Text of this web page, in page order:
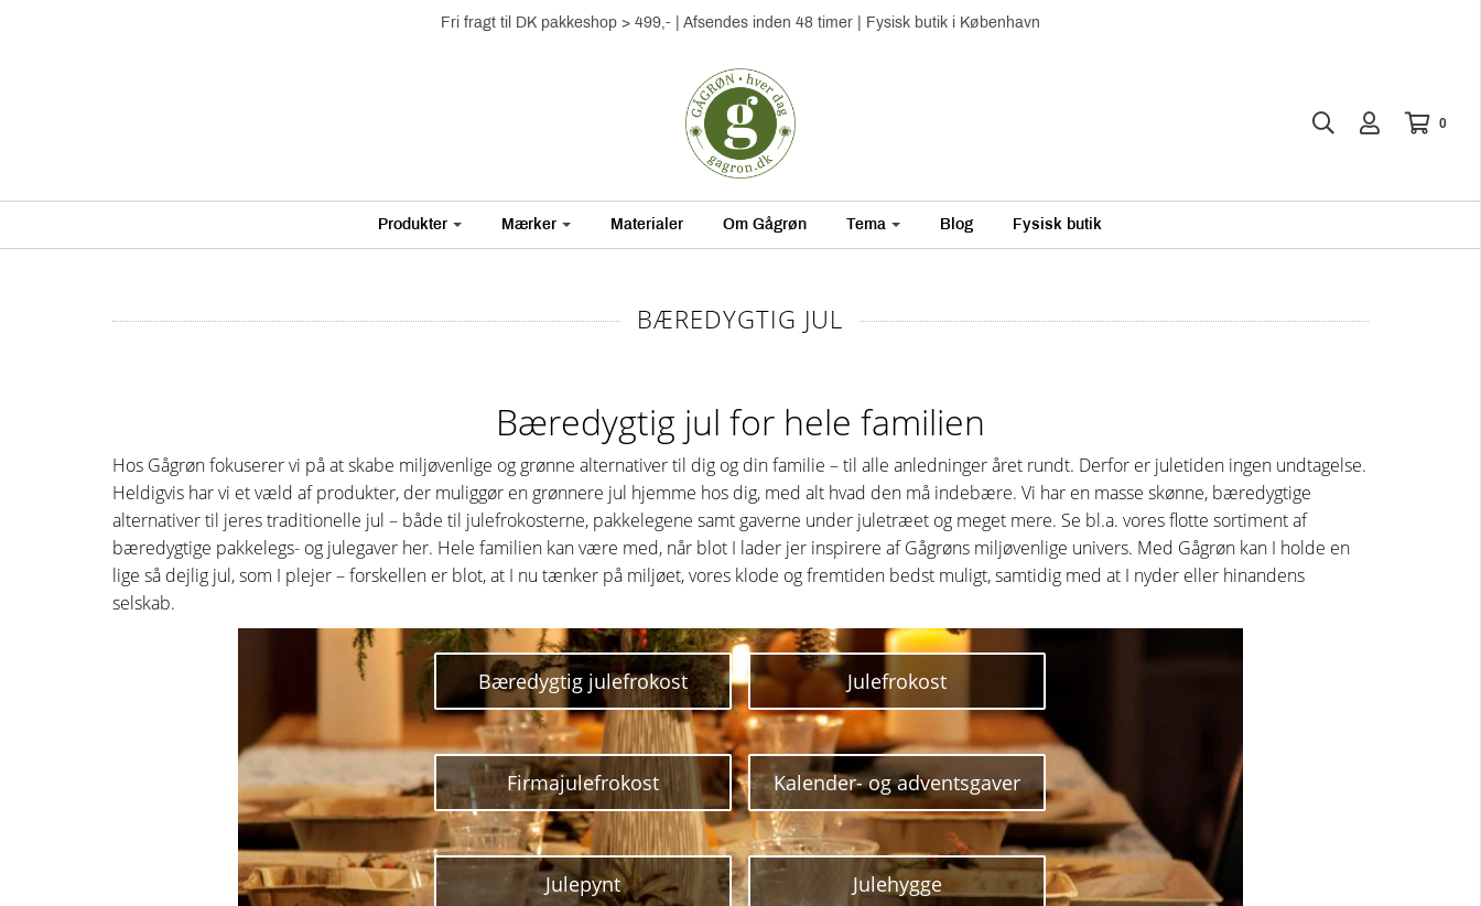
Fri fragt til DK pakkeshop > 499,- | Afsendes inden 48 timer | Fysisk butik i København
0
Produkter Mærker Materialer Om Gågrøn Tema Blog Fysisk butik
BÆREDYGTIG JUL
Bæredygtig jul for hele familien
Hos Gågrøn fokuserer vi på at skabe miljøvenlige og grønne alternativer til dig og din familie – til alle anledninger året rundt. Derfor er juletiden ingen undtagelse.
Heldigvis har vi et væld af produkter, der muliggør en grønnere jul hjemme hos dig, med alt hvad den må indebære. Vi har en masse skønne, bæredygtige
alternativer til jeres traditionelle jul – både til julefrokosterne, pakkelegene samt gaverne under juletræet og meget mere. Se bl.a. vores flotte sortiment af
bæredygtige pakkelegs- og julegaver her. Hele familien kan være med, når blot I lader jer inspirere af Gågrøns miljøvenlige univers. Med Gågrøn kan I holde en
lige så dejlig jul, som I plejer – forskellen er blot, at I nu tænker på miljøet, vores klode og fremtiden bedst muligt, samtidig med at I nyder eller hinandens
selskab.
Bæredygtig julefrokost
Firmajulefrokost
Julepynt
Julefrokost
Kalender- og adventsgaver
Julehygge